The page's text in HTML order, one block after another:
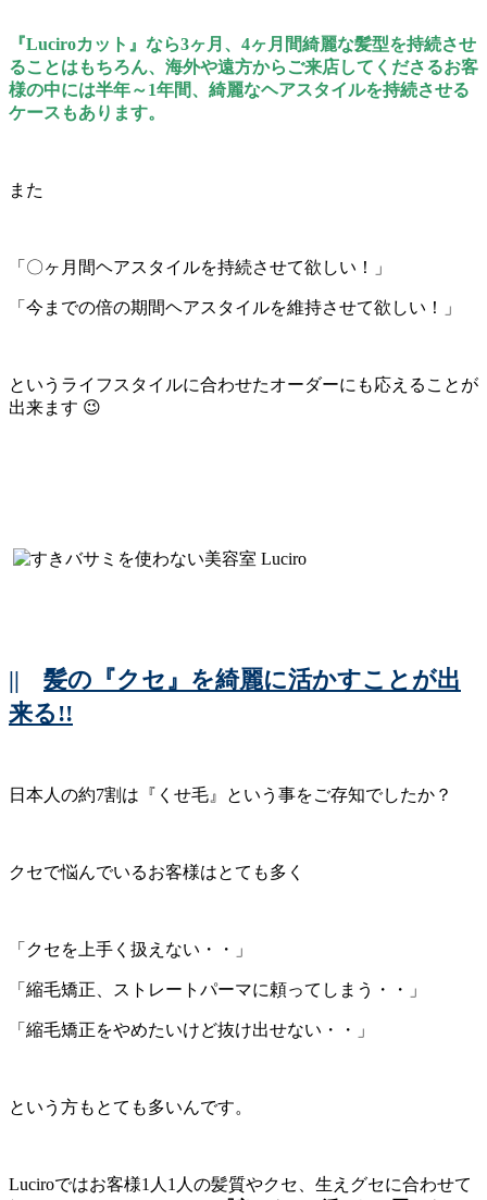
『Luciroカット』なら3ヶ月、4ヶ月間綺麗な髪型を持続させ
ることはもちろん、海外や遠方からご来店してくださるお客
様の中には半年～1年間、綺麗なヘアスタイルを持続させる
ケースもあります。
また
「〇ヶ月間ヘアスタイルを持続させて欲しい！」
「今までの倍の期間ヘアスタイルを維持させて欲しい！」
というライフスタイルに合わせたオーダーにも応えることが
出来ます 😉
|| 髪の『クセ』を綺麗に活かすことが出
来る!!
日本人の約7割は『くせ毛』という事をご存知でしたか？
クセで悩んでいるお客様はとても多く
「クセを上手く扱えない・・」
「縮毛矯正、ストレートパーマに頼ってしまう・・」
「縮毛矯正をやめたいけど抜け出せない・・」
という方もとても多いんです。
Luciroではお客様1人1人の髪質やクセ、生えグセに合わせて